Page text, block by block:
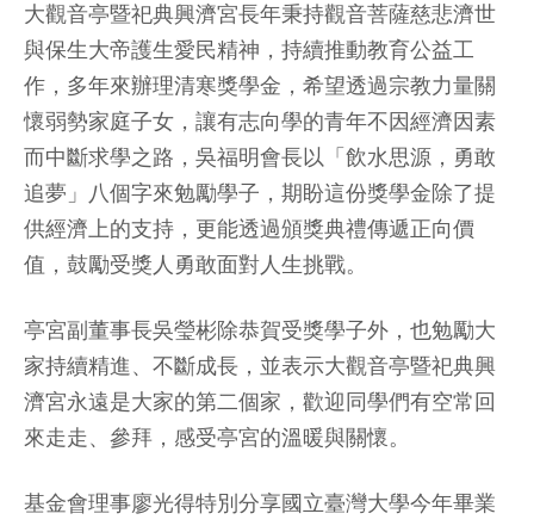
大觀音亭暨祀典興濟宮長年秉持觀音菩薩慈悲濟世
與保生大帝護生愛民精神，持續推動教育公益工
作，多年來辦理清寒獎學金，希望透過宗教力量關
懷弱勢家庭子女，讓有志向學的青年不因經濟因素
而中斷求學之路，吳福明會長以「飲水思源，勇敢
追夢」八個字來勉勵學子，期盼這份獎學金除了提
供經濟上的支持，更能透過頒獎典禮傳遞正向價
值，鼓勵受獎人勇敢面對人生挑戰。
亭宮副董事長吳瑩彬除恭賀受獎學子外，也勉勵大
家持續精進、不斷成長，並表示大觀音亭暨祀典興
濟宮永遠是大家的第二個家，歡迎同學們有空常回
來走走、參拜，感受亭宮的溫暖與關懷。
基金會理事廖光得特別分享國立臺灣大學今年畢業